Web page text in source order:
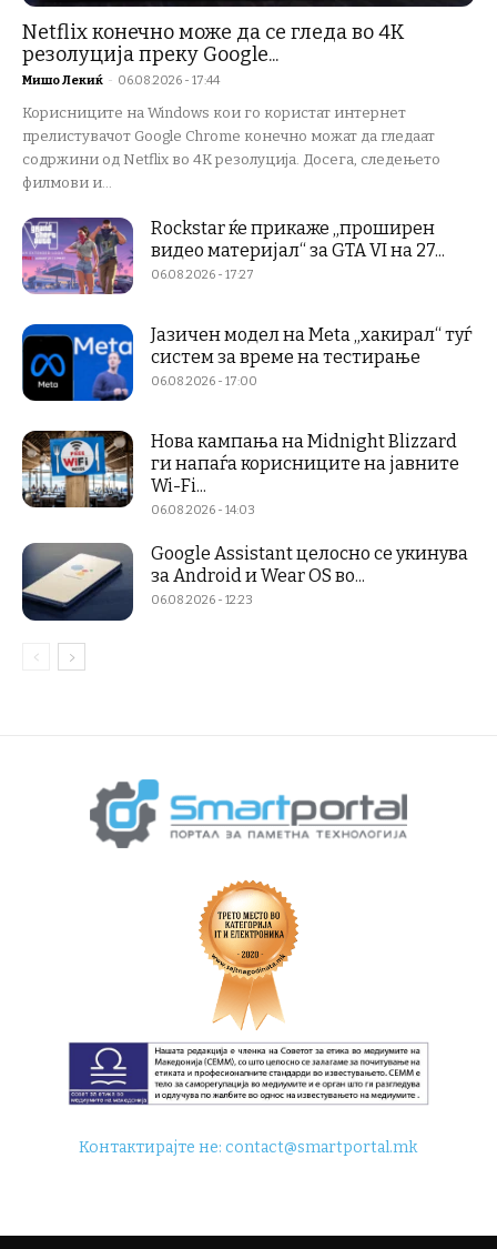
Netflix конечно може да се гледа во 4K
резолуција преку Google...
Мишо Лекиќ - 06.08.2026 - 17:44
Корисниците на Windows кои го користат интернет
прелистувачот Google Chrome конечно можат да гледаат
содржини од Netflix во 4K резолуција. Досега, следењето
филмови и...
Rockstar ќе прикаже „проширен
видео материјал“ за GTA VI на 27...
06.08.2026 - 17:27
Јазичен модел на Meta „хакирал“ туѓ
систем за време на тестирање
06.08.2026 - 17:00
Нова кампања на Midnight Blizzard
ги напаѓа корисниците на јавните
Wi-Fi...
06.08.2026 - 14:03
Google Assistant целосно се укинува
за Android и Wear OS во...
06.08.2026 - 12:23
Контактирајте не:contact@smartportal.mk